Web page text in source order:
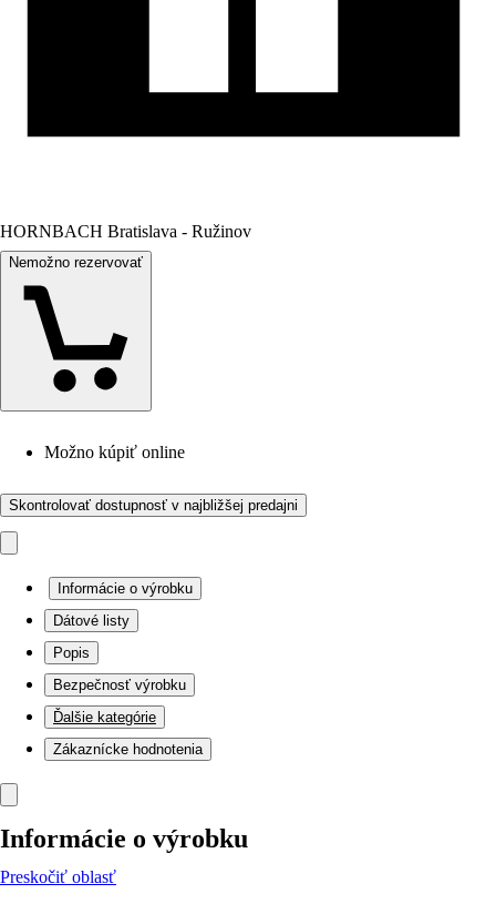
HORNBACH Bratislava - Ružinov
Nemožno rezervovať
Možno kúpiť online
Skontrolovať dostupnosť v najbližšej predajni
Informácie o výrobku
Dátové listy
Popis
Bezpečnosť výrobku
Ďalšie kategórie
Zákaznícke hodnotenia
Informácie o výrobku
Preskočiť oblasť